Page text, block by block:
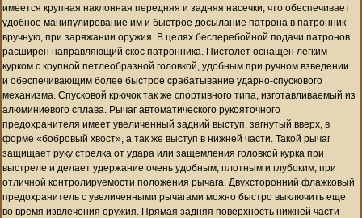
имеется крупная наклонная передняя и задняя насечки, что обеспечивает
удобное манипулирование им и быстрое досылание патрона в патронник
вручную, при заряжании оружия. В целях бесперебойной подачи патронов
расширен направляющий скос патронника. Пистолет оснащен легким
курком с крупной петлеобразной головкой, удобным при ручном взведении
и обеспечивающим более быстрое срабатывание ударно-спускового
механизма. Спусковой крючок так же спортивного типа, изготавливаемый из
алюминиевого сплава. Рычаг автоматического рукояточного
предохранителя имеет увеличенный задний выступ, загнутый вверх, в
форме «бобровый хвост», а так же выступ в нижней части. Такой рычаг
защищает руку стрелка от удара или защемления головкой курка при
выстреле и делает удержание очень удобным, плотным и глубоким, при
отличной контролируемости положения рычага. Двухсторонний флажковый
предохранитель с увеличенными рычагами можно быстро выключить еще
во время извлечения оружия. Прямая задняя поверхность нижней части